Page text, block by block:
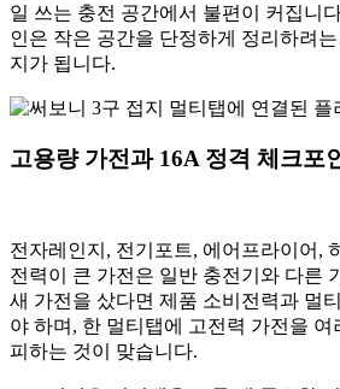
일 쓰는 충전 공간에서 불편이 커집니
인은 작은 공간을 단정하게 정리하려
지가 됩니다.
고용량 가전과 16A 정격 체크포
전자레인지, 전기포트, 에어프라이어,
전력이 큰 가전은 일반 충전기와 다른
새 가전을 샀다면 제품 소비전력과 멀
야 하며, 한 멀티탭에 고전력 가전을
피하는 것이 맞습니다.